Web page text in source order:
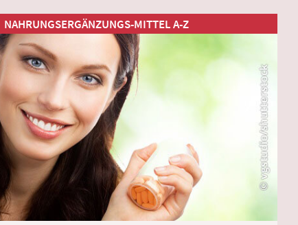
NAHRUNGSERGÄNZUNGS-MITTEL A-Z